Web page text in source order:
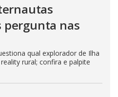
pergunta nas
qual explorador de Ilha
rural; confira e palpite